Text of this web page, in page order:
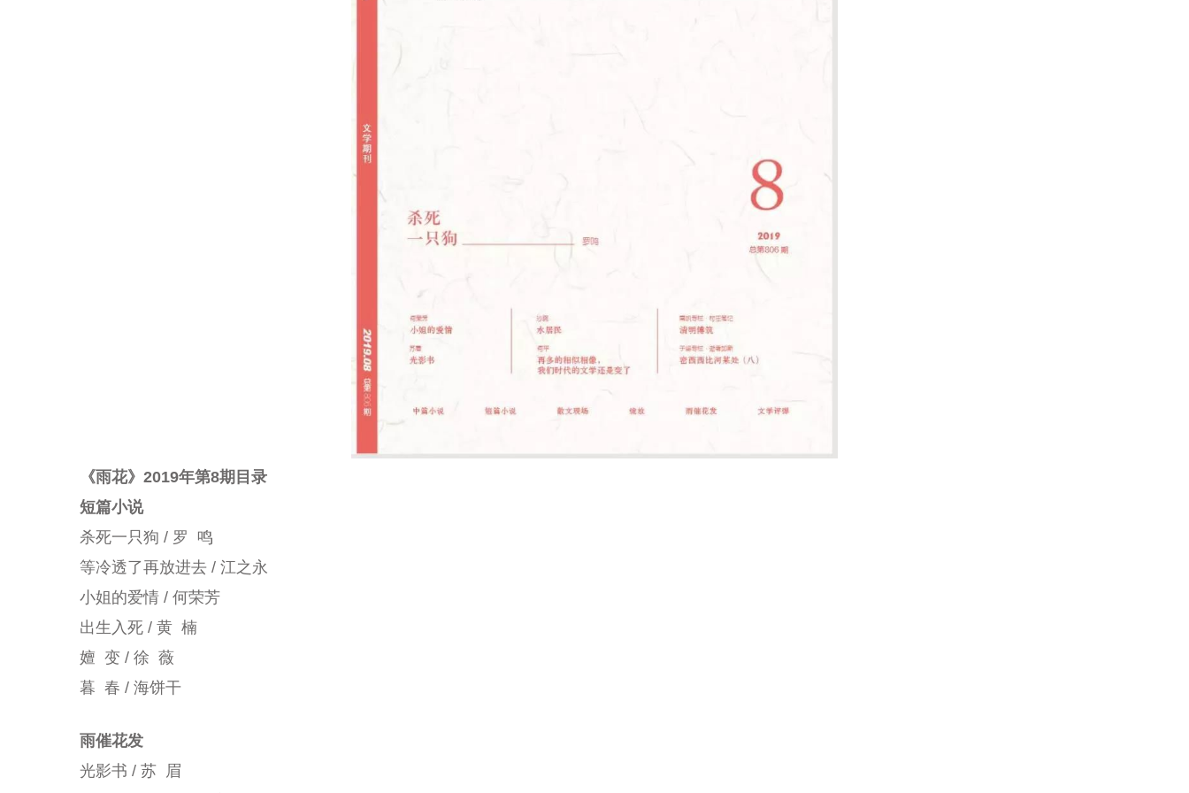
《雨花》2019年第8期目录
短篇小说
杀死一只狗 / 罗 鸣
等冷透了再放进去 / 江之永
小姐的爱情 / 何荣芳
出生入死 / 黄 楠
嬗 变 / 徐 薇
暮 春 / 海饼干
雨催花发
光影书 / 苏 眉